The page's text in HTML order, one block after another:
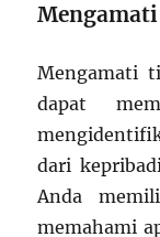
Mengamati
dapat
dari
Anda
memahami